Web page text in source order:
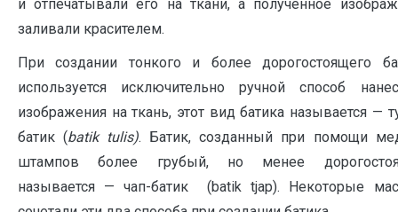
и отпечатывали его на ткани, а полученное
заливали красителем.
При создании тонкого и более дорогостоящего
используется исключительно ручной способ
изображения на ткань, этот вид батика называется —
батик (batik tulis). Батик, созданный при помощи
штампов более грубый, но менее
называется — чап-батик (batik tjap). Некоторые